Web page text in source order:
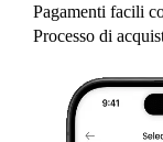
Pagamenti facili
Processo di